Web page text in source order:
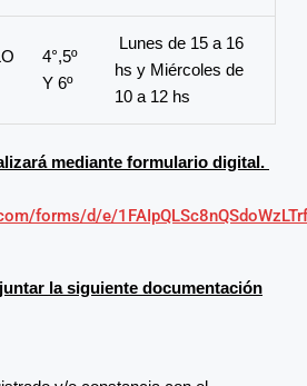
4°,5º
Y 6º
Lunes de 15 a 16
hs y Miércoles de
10 a 12 hs
mediante formulario digital.
forms/d/e/
la siguiente documentación